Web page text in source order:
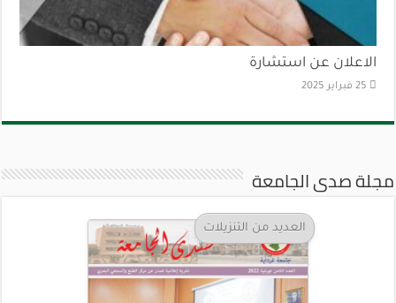
الاعلان عن استشارة
25 فبراير 2025
مجلة صدى الجامعة
العديد من التنزيلات